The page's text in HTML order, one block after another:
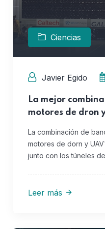
Ciencias
Javier Egido
La mejor
motores de dron
La combinación de
motores de dorn y
junto con los túneles de
Leer más